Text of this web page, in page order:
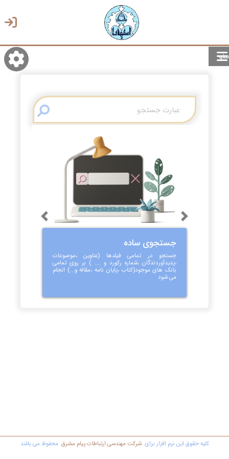
منو
انتخاب زبان
جستجوی ساده
جستجو در تمامی فیلدها (عناوین ،موضوعات
،پدیدآوردندگان ،شماره رکورد و .... ) بر روی تمامی
بانک های موجود(کتاب ،پایان نامه ،مقاله و...) انجام
می شود
Previous Next
کليه حقوق اين نرم افزار برای شرکت مهندسي ارتباطات پیام مشرق محفوظ مي باشد